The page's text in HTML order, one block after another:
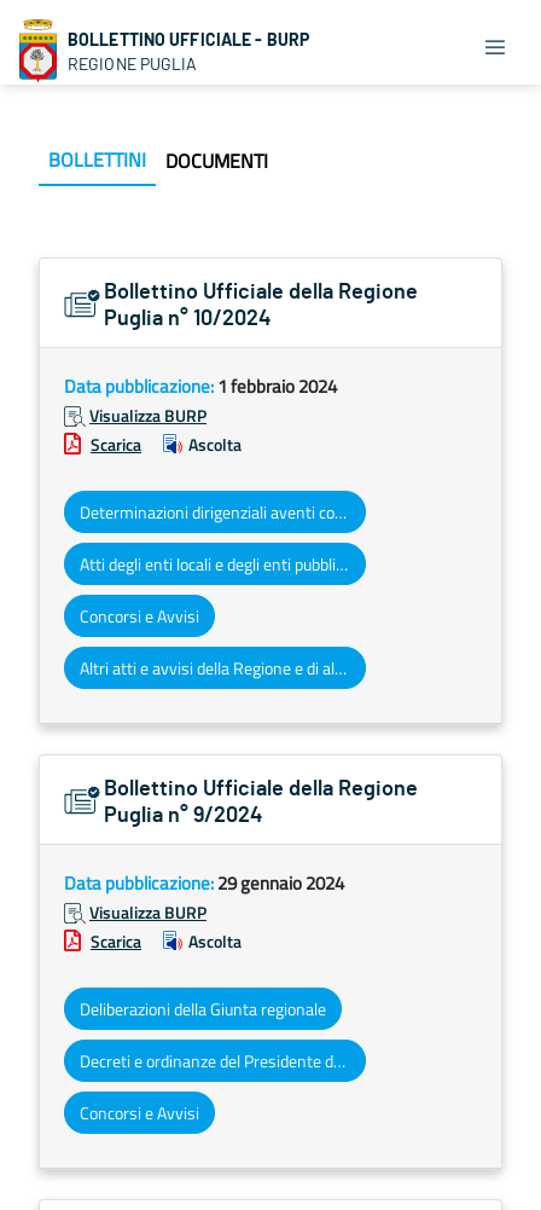
BOLLETTINO UFFICIALE - BURP
REGIONE PUGLIA
BOLLETTINI DOCUMENTI
Bollettino Ufficiale della Regione
Puglia n° 10/2024
Data pubblicazione:1 febbraio 2024
Visualizza BURP
Scarica
Ascolta
Determinazioni dirigenziali aventi contenuto di interesse generale
Atti degli enti locali e degli enti pubblici e privati
Concorsi e Avvisi
Altri atti e avvisi della Regione e di altri enti pubblici che interessano la collettività regionale
Bollettino Ufficiale della Regione
Puglia n° 9/2024
Data pubblicazione:29 gennaio 2024
Visualizza BURP
Scarica
Ascolta
Deliberazioni della Giunta regionale
Decreti e ordinanze del Presidente della Giunta regionale
Concorsi e Avvisi